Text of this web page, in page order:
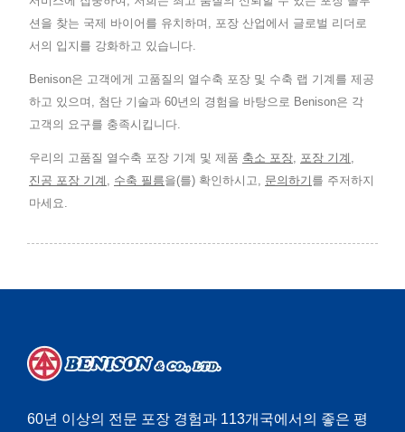
션을 찾는 국제 바이어를 유치하며, 포장 산업에서 글로벌 리더로
서의 입지를 강화하고 있습니다.
Benison은 고객에게 고품질의 열수축 포장 및 수축 랩 기계를 제공
하고 있으며, 첨단 기술과 60년의 경험을 바탕으로 Benison은 각
고객의 요구를 충족시킵니다.
우리의 고품질 열수축 포장 기계 및 제품 축소 포장, 포장 기계 ,
진공 포장 기계 , 수축 필름을(를) 확인하시고, 문의하기 를 주저하지
마세요.
60년 이상의 전문 포장 경험과 113개국에서의 좋은 평